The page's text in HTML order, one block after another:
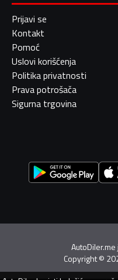
Prijavi se
Kontakt
Pomoć
Uslovi korišćenja
Politika privatnosti
Prava potrošača
Sigurna trgovina
Copyright©